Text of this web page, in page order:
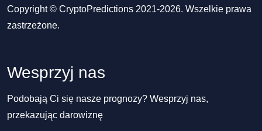
Copyright © CryptoPredictions 2021-2026. Wszelkie prawa
zastrzeżone.
Wesprzyj nas
Podobają Ci się nasze prognozy? Wesprzyj nas,
przekazując darowiznę